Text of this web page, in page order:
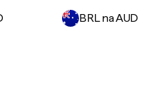
BRL na AUD